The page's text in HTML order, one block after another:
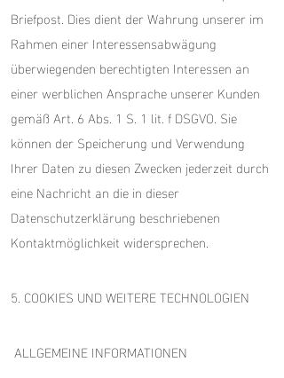
Briefpost. Dies dient der Wahrung unserer im
Rahmen einer Interessensabwägung
überwiegenden berechtigten Interessen an
einer werblichen Ansprache unserer Kunden
gemäß Art. 6 Abs. 1 S. 1 lit. f DSGVO. Sie
können der Speicherung und Verwendung
Ihrer Daten zu diesen Zwecken jederzeit durch
eine Nachricht an die in dieser
Datenschutzerklärung beschriebenen
Kontaktmöglichkeit widersprechen.
5. COOKIES UND WEITERE TECHNOLOGIEN
ALLGEMEINE INFORMATIONEN